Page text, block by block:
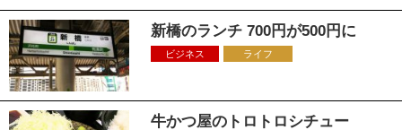
新橋のランチ 700円が500円に
ビジネス ライフ
牛かつ屋のトロトロシチュー